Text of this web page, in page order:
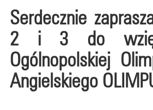
Serdecznie
2 i 3 do
Ogólnopolskiej
Angielskiego